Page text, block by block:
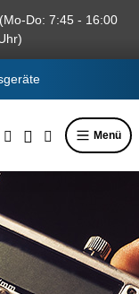
Do: 7:45 - 16:00
Menü